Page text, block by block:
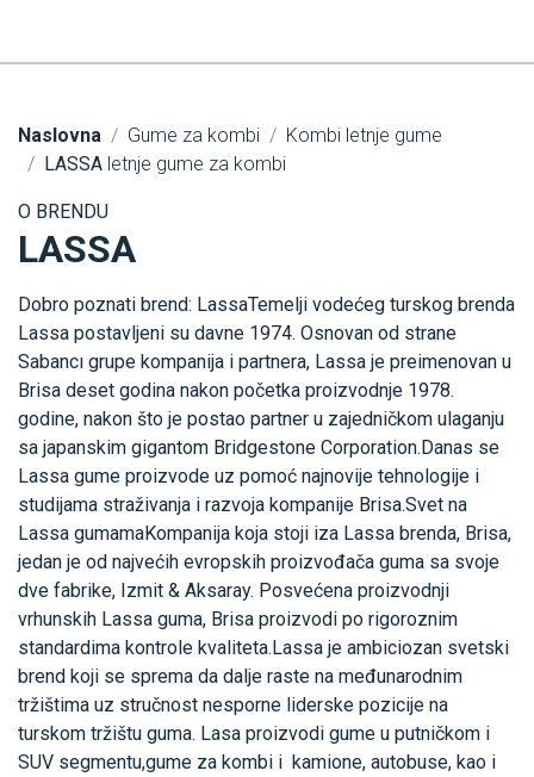
Naslovna Gume za kombi
Kombi letnje gume
LASSA letnje gume za kombi
O BRENDU
LASSA
Dobro poznati brend: LassaTemelji vodećeg turskog brenda
Lassa postavljeni su davne 1974. Osnovan od strane
Sabancı grupe kompanija i partnera, Lassa je preimenovan u
Brisa deset godina nakon početka proizvodnje 1978.
godine, nakon što je postao partner u zajedničkom ulaganju
sa japanskim gigantom Bridgestone Corporation.Danas se
Lassa gume proizvode uz pomoć najnovije tehnologije i
studijama straživanja i razvoja kompanije Brisa.Svet na
Lassa gumamaKompanija koja stoji iza Lassa brenda, Brisa,
jedan je od najvećih evropskih proizvođača guma sa svoje
dve fabrike, Izmit & Aksaray. Posvećena proizvodnji
vrhunskih Lassa guma, Brisa proizvodi po rigoroznim
standardima kontrole kvaliteta.Lassa je ambiciozan svetski
brend koji se sprema da dalje raste na međunarodnim
tržištima uz stručnost nesporne liderske pozicije na
turskom tržištu guma. Lasa proizvodi gume u putničkom i
SUV segmentu,gume za kombi i kamione, autobuse, kao i